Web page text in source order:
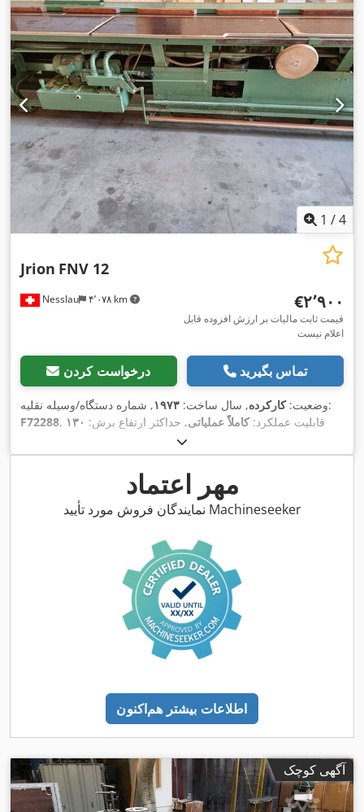
1 /4
Nesslau ۴٬۰۷۸ km
Jrion FNV 12
‎€۲٬۹۰۰
قیمت ثابت مالیات بر ارزش افزوده قابل
اعلام نیست
درخواست کردن تماس بگیرید
وضعیت:کارکرده, سال ساخت: ۱۹۷۳
, شماره دستگاه/وسیله نقلیه:
F72288
, قابلیت عملکرد:کاملاً عملیاتی, حداکثر ارتفاع برش: ۱۳۰
میلی‌متر,
مهر اعتماد
نمایندگان فروش مورد تأیید Machineseeker
اطلاعات بیشتر هم‌اکنون
آگهی کوچک